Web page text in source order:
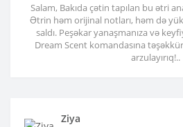
Salam, Bakıda çətin tapılan bu ətri
Ətrin həm orijinal notları, həm də
saldı. Peşəkar yanaşmanıza və
Dream Scent komandasına
arzulayırıq!..
Ziya